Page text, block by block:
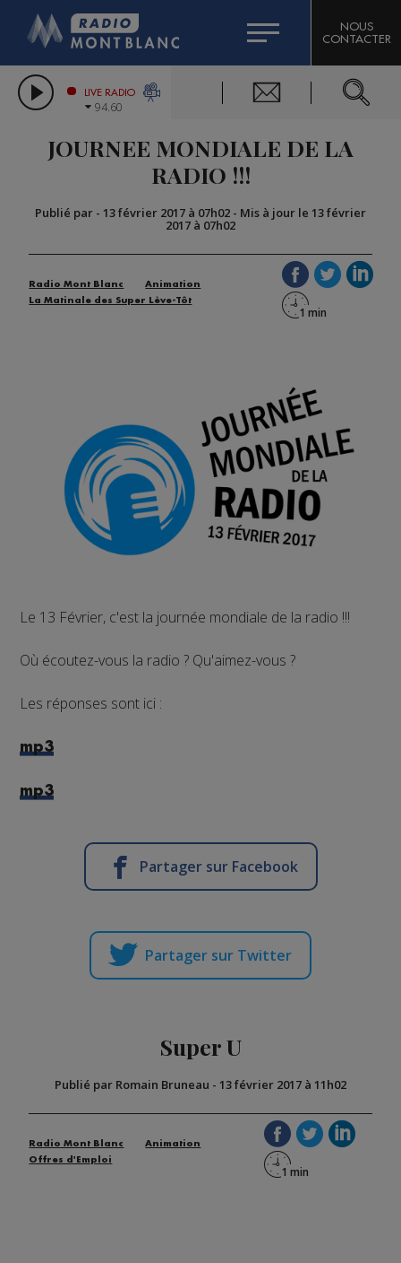
LES CHRONIQUES DE L'EXPERT
CITIZEN MACHINERY
GRAND MASSIF DOMAINES SKIABLES
BIGARD
COMPAGNIE DU MONT-BLANC
NOUS
CONTACTER
LIVE RADIO
94.60
JOURNEE MONDIALE DE LA
RADIO !!!
Publié par - 13 février 2017 à 07h02 - Mis à jour le 13 février
2017 à 07h02
Radio Mont Blanc
Animation
La Matinale des Super Lève-Tôt
Le 13 Février, c'est la journée mondiale de la radio !!!
Où écoutez-vous la radio ? Qu'aimez-vous ?
Les réponses sont ici :
mp3
mp3
Partager sur Facebook
Partager sur Twitter
Super U
Publié par Romain Bruneau - 13 février 2017 à 11h02
Radio Mont Blanc
Animation
Offres d'Emploi